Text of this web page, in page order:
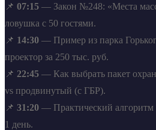
📌 07:15 — Закон №248: «Места
ловушка с 50 гостями.
📌 14:30 — Пример из парка
проектор за 250 тыс. руб.
📌 22:45 — Как выбрать пакет
vs продвинутый (с ГБР).
📌 31:20 — Практический алгоритм
1 день.